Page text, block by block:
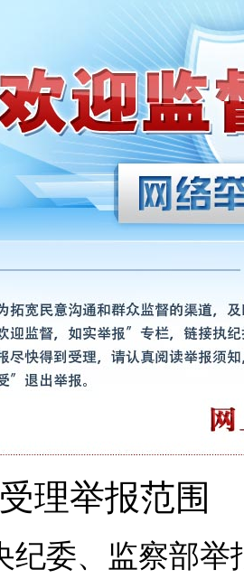
一、受理举报范围